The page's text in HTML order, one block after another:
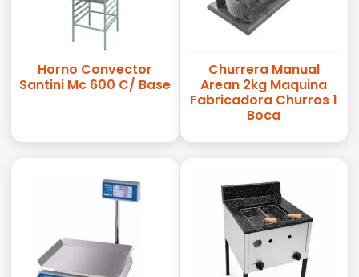
Horno Convector
Santini Mc 600 C/ Base
Churrera Manual
Arean 2kg Maquina
Fabricadora Churros 1
Boca